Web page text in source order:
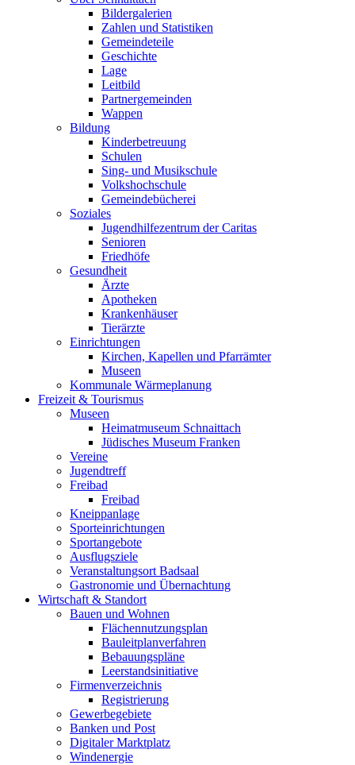
Bildergalerien
Zahlen und Statistiken
Gemeindeteile
Geschichte
Lage
Leitbild
Partnergemeinden
Wappen
Bildung
Kinderbetreuung
Schulen
Sing- und Musikschule
Volkshochschule
Gemeindebücherei
Soziales
Jugendhilfezentrum der Caritas
Senioren
Friedhöfe
Gesundheit
Ärzte
Apotheken
Krankenhäuser
Tierärzte
Einrichtungen
Kirchen, Kapellen und Pfarrämter
Museen
Kommunale Wärmeplanung
Freizeit & Tourismus
Museen
Heimatmuseum Schnaittach
Jüdisches Museum Franken
Vereine
Jugendtreff
Freibad
Freibad
Kneippanlage
Sporteinrichtungen
Sportangebote
Ausflugsziele
Veranstaltungsort Badsaal
Gastronomie und Übernachtung
Wirtschaft & Standort
Bauen und Wohnen
Flächennutzungsplan
Bauleitplanverfahren
Bebauungspläne
Leerstandsinitiative
Firmenverzeichnis
Registrierung
Gewerbegebiete
Banken und Post
Digitaler Marktplatz
Windenergie